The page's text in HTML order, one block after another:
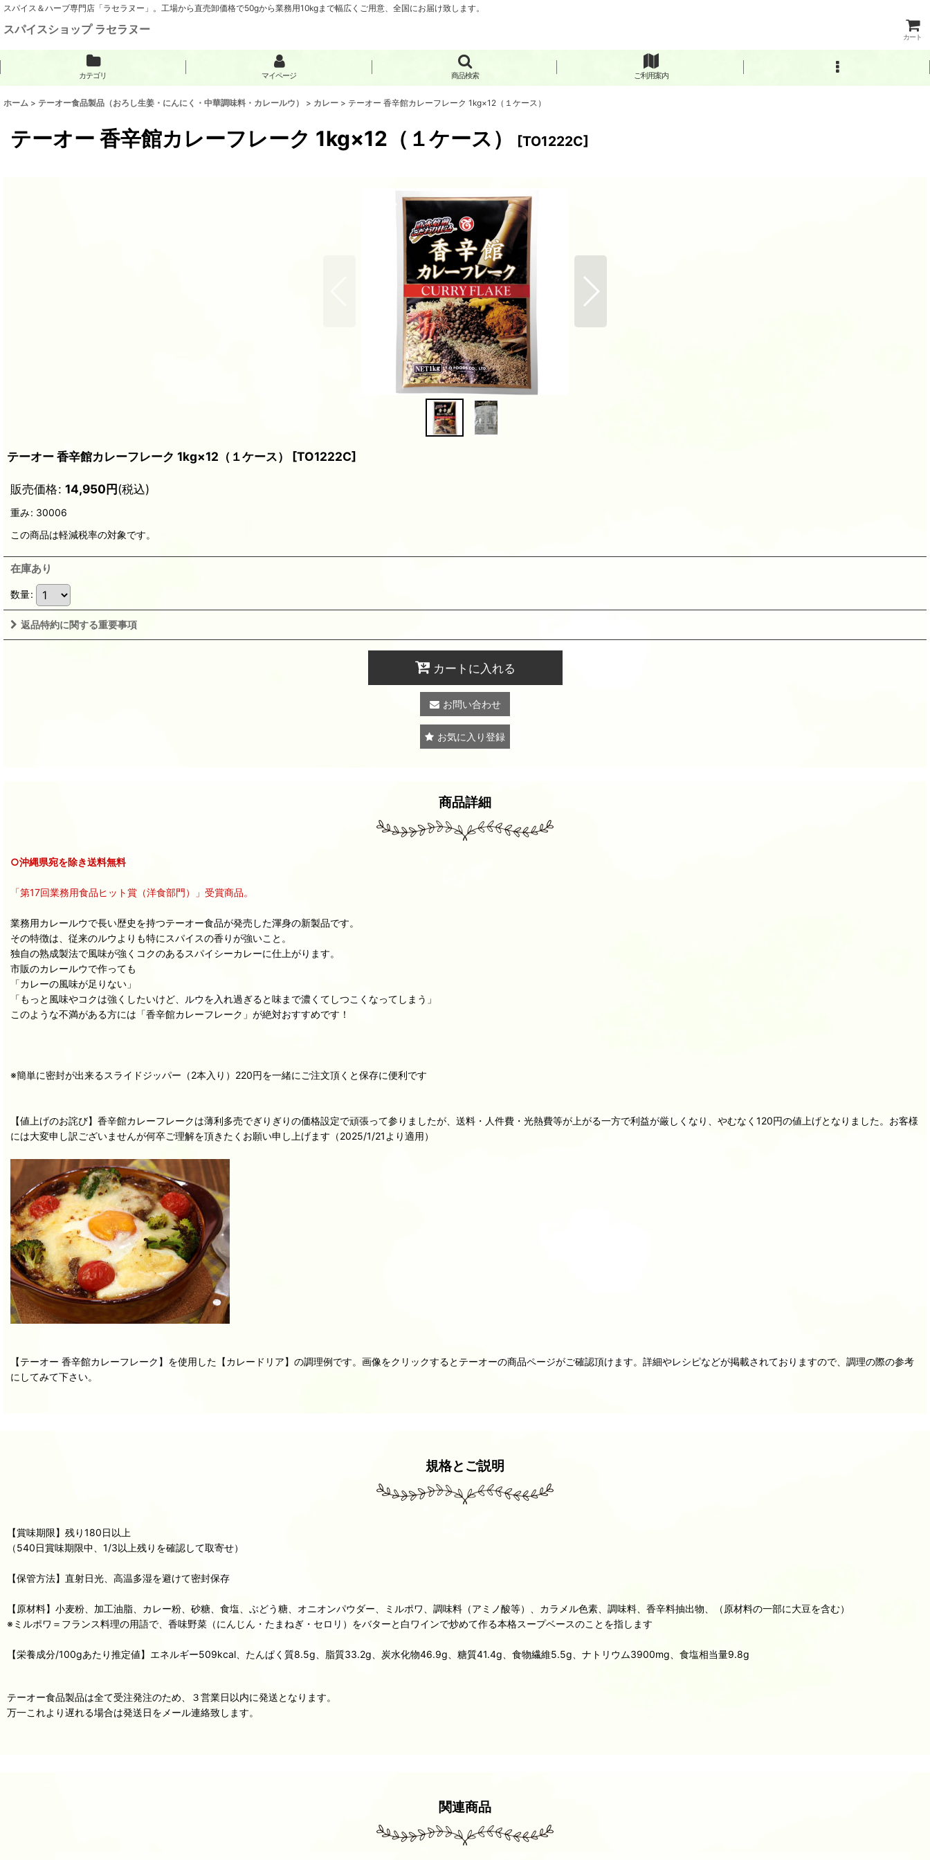
スパイス＆ハーブ専門店「ラセラヌー」。工場から直売卸価格で50gから業務用10kgまで幅広くご用意、全国にお届け致します。
スパイスショップ ラセラヌー
カート
カテゴリ マイページ 商品検索 ご利用案内
ホーム > テーオー食品製品（おろし生姜・にんにく・中華調味料・カレールウ） > カレー > テーオー 香辛館カレーフレーク 1kg×12（１ケース）
テーオー 香辛館カレーフレーク 1kg×12（１ケース） [TO1222C]
テーオー 香辛館カレーフレーク 1kg×12（１ケース） [TO1222C]
販売価格: 14,950円(税込)
重み: 30006
この商品は軽減税率の対象です。
在庫あり
数量:
返品特約に関する重要事項
カートに入れる
お問い合わせ
お気に入り登録
商品詳細
○沖縄県宛を除き送料無料
「第17回業務用食品ヒット賞（洋食部門）」受賞商品。
業務用カレールウで長い歴史を持つテーオー食品が発売した渾身の新製品です。
その特徴は、従来のルウよりも特にスパイスの香りが強いこと。
独自の熟成製法で風味が強くコクのあるスパイシーカレーに仕上がります。
市販のカレールウで作っても
「カレーの風味が足りない」
「もっと風味やコクは強くしたいけど、ルウを入れ過ぎると味まで濃くてしつこくなってしまう」
このような不満がある方には「香辛館カレーフレーク」が絶対おすすめです！
※簡単に密封が出来るスライドジッパー（2本入り）220円を一緒にご注文頂くと保存に便利です
【値上げのお詫び】香辛館カレーフレークは薄利多売でぎりぎりの価格設定で頑張って参りましたが、送料・人件費・光熱費等が上がる一方で利益が厳しくなり、やむなく120円の値上げとなりました。お客様
には大変申し訳ございませんが何卒ご理解を頂きたくお願い申し上げます（2025/1/21より適用）
【テーオー 香辛館カレーフレーク】を使用した【カレードリア】の調理例です。画像をクリックするとテーオーの商品ページがご確認頂けます。詳細やレシピなどが掲載されておりますので、調理の際の参考
にしてみて下さい。
規格とご説明
【賞味期限】残り180日以上
（540日賞味期限中、1/3以上残りを確認して取寄せ）
【保管方法】直射日光、高温多湿を避けて密封保存
【原材料】小麦粉、加工油脂、カレー粉、砂糖、食塩、ぶどう糖、オニオンパウダー、ミルポワ、調味料（アミノ酸等）、カラメル色素、調味料、香辛料抽出物、（原材料の一部に大豆を含む）
※ミルポワ＝フランス料理の用語で、香味野菜（にんじん・たまねぎ・セロリ）をバターと白ワインで炒めて作る本格スープベースのことを指します
【栄養成分/100gあたり推定値】エネルギー509kcal、たんぱく質8.5g、脂質33.2g、炭水化物46.9g、糖質41.4g、食物繊維5.5g、ナトリウム3900mg、食塩相当量9.8g
テーオー食品製品は全て受注発注のため、３営業日以内に発送となります。
万一これより遅れる場合は発送日をメール連絡致します。
関連商品